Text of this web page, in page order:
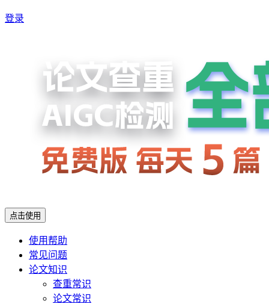
登录
点击使用
使用帮助
常见问题
论文知识
查重常识
论文常识